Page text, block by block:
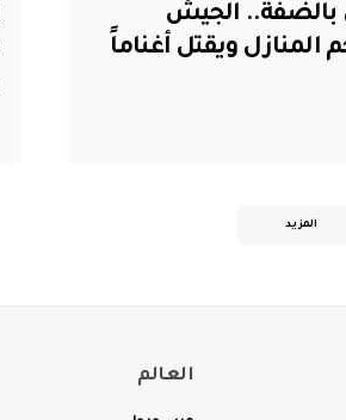
الجيش
المنازل ويقتل أغناماً
المزيد
العالم